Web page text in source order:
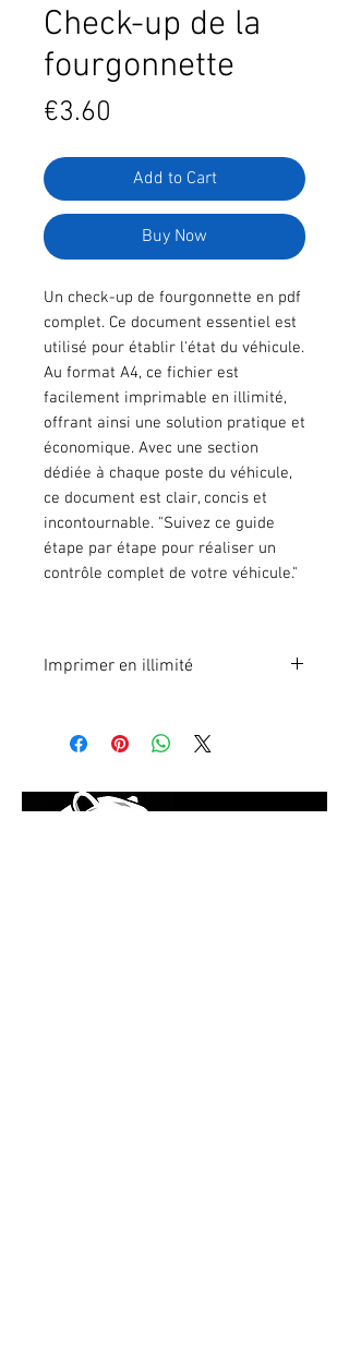
Check-up de la
fourgonnette
€3.60
Add to Cart
Buy Now
Un check-up de fourgonnette en pdf
complet. Ce document essentiel est
utilisé pour établir l'état du véhicule.
Au format A4, ce fichier est
facilement imprimable en illimité,
offrant ainsi une solution pratique et
économique. Avec une section
dédiée à chaque poste du véhicule,
ce document est clair, concis et
incontournable. "Suivez ce guide
étape par étape pour réaliser un
contrôle complet de votre véhicule."
Imprimer en illimité
illimité. Pour 1 poste.
ligne, vous recevrez
immédiatement le lien du fichier à